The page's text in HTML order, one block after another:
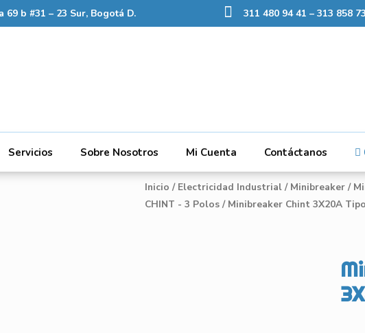
69 b #31 – 23 Sur, Bogotá D. 311 480 94 41 – 313 858
Servicios Sobre Nosotros Mi Cuenta Contáctanos
Inicio / Electricidad Industrial / Minibreaker /
CHINT - 3 Polos / Minibreaker Chint 3X20A